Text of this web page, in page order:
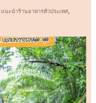
แนะนำร้านอาหารทั่วประเทศ,